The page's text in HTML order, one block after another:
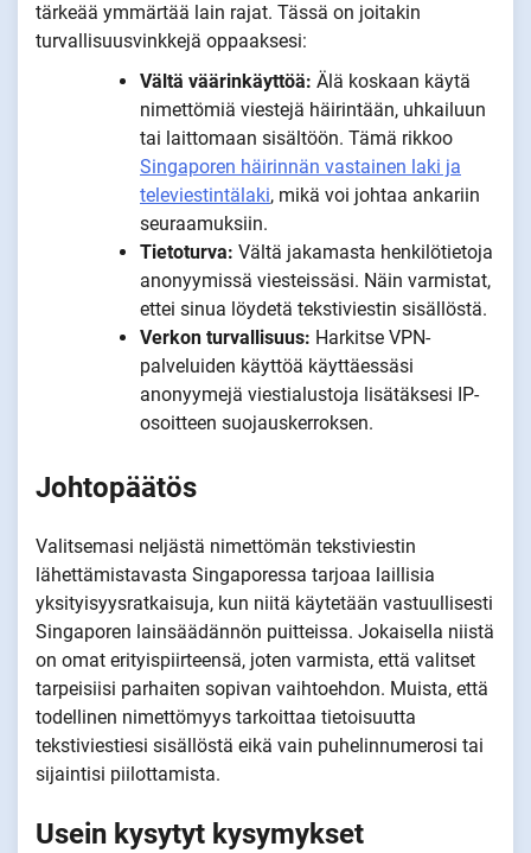
tärkeää ymmärtää lain rajat. Tässä on joitakin
turvallisuusvinkkejä oppaaksesi:
Vältä väärinkäyttöä: Älä koskaan käytä
nimettömiä viestejä häirintään, uhkailuun
tai laittomaan sisältöön. Tämä rikkoo
Singaporen häirinnän vastainen laki ja
televiestintälaki, mikä voi johtaa ankariin
seuraamuksiin.
Tietoturva: Vältä jakamasta henkilötietoja
anonyymissä viesteissäsi. Näin varmistat,
ettei sinua löydetä tekstiviestin sisällöstä.
Verkon turvallisuus: Harkitse VPN-
palveluiden käyttöä käyttäessäsi
anonyymejä viestialustoja lisätäksesi IP-
osoitteen suojauskerroksen.
Johtopäätös
Valitsemasi neljästä nimettömän tekstiviestin
lähettämistavasta Singaporessa tarjoaa laillisia
yksityisyysratkaisuja, kun niitä käytetään vastuullisesti
Singaporen lainsäädännön puitteissa. Jokaisella niistä
on omat erityispiirteensä, joten varmista, että valitset
tarpeisiisi parhaiten sopivan vaihtoehdon. Muista, että
todellinen nimettömyys tarkoittaa tietoisuutta
tekstiviestiesi sisällöstä eikä vain puhelinnumerosi tai
sijaintisi piilottamista.
Usein kysytyt kysymykset